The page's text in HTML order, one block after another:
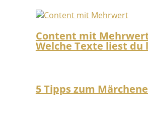
Content mit
Welche Texte liest du
5 Tipps zum